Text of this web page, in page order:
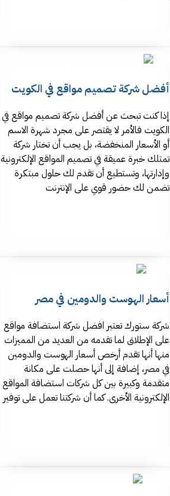
أفضل شركة تصميم مواقع في الكويت
إذا كنت تبحث عن أفضل شركة تصميم مواقع في
الكويت فالأمر لا يقتصر على مجرد شهرة الاسم
أو الأسعار المنخفضة، بل يجب أن تختار شركة
تمتلك خبرة عميقة في تصميم المواقع الإلكترونية
وإدارتها، وتستطيع أن تقدم لك حلول مبتكرة
تضمن لك حضور قوي على الإنترنت
أسعار الهوست والدومين في مصر
شركة ستورك تعتبر افضل شركة استضافة مواقع
على الإطلاق لما تقدمه من العديد من المميزات
منها أنها تقدم أرخص أسعار الهوست والدومين
في مصر، إضافة إلى أنها حصلت على مكانة
متقدمة وكبيرة بين كل شركات استضافة المواقع
الإلكترونية الأخرى. كما أن شركتنا تعمل على توفير